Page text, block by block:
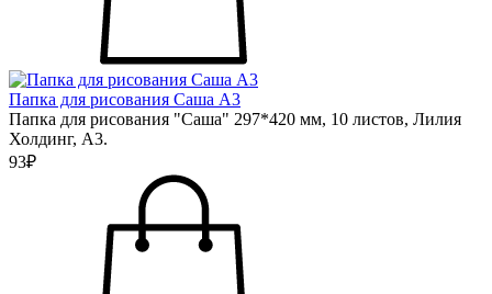
Папка для рисования Саша А3
Папка для рисования "Саша" 297*420 мм, 10 листов, Лилия
Холдинг, А3.
93₽